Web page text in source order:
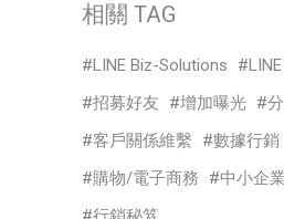
相關 TAG
LINE Biz-Solutions
招募好友
增加曝光
客戶關係維繫
數據行銷
購物/電子商務
中小企